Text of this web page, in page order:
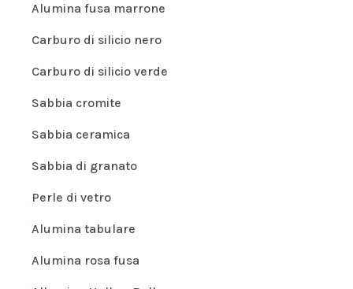
Alumina fusa marrone
Carburo di silicio nero
Carburo di silicio verde
Sabbia cromite
Sabbia ceramica
Sabbia di granato
Perle di vetro
Alumina tabulare
Alumina rosa fusa